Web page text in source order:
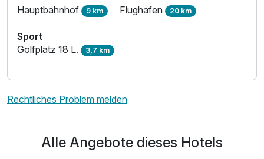
Hauptbahnhof 9 km Flughafen 20 km
Sport
Golfplatz 18 L. 3,7 km
Rechtliches Problem melden
Alle Angebote dieses Hotels